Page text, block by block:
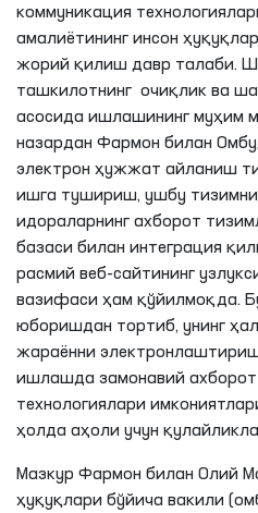
коммуникация
амалиётининг инсон
жорий қилиш давр талаби.
ташкилотнинг очиқлик ва
асосида ишлашининг муҳим
назардан Фармон билан
электрон ҳужжат айланиш
ишга тушириш, ушбу тизимни
идораларнинг ахборот
базаси билан интеграция
расмий веб-сайтининг
вазифаси ҳам қўйилмоқда.
юборишдан тортиб, унинг
жараённи
ишлашда замонавий
технологиялари
ҳолда аҳоли учун
Мазкур Фармон билан Олий
ҳуқуқлари бўйича вакили